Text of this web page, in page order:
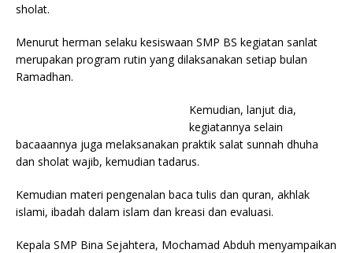
sholat.
Menurut herman selaku kesiswaan SMP BS kegiatan sanlat
merupakan program rutin yang dilaksanakan setiap bulan
Ramadhan.
Kemudian, lanjut dia,
kegiatannya selain
bacaaannya juga melaksanakan praktik salat sunnah dhuha
dan sholat wajib, kemudian tadarus.
Kemudian materi pengenalan baca tulis dan quran, akhlak
islami, ibadah dalam islam dan kreasi dan evaluasi.
Kepala SMP Bina Sejahtera, Mochamad Abduh menyampaikan